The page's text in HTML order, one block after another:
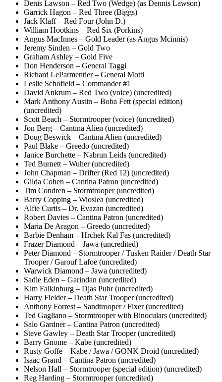
Denis Lawson – Red Two (Wedge) (as Dennis Lawson)
Garrick Hagon – Red Three (Biggs)
Jack Klaff – Red Four (John D.)
William Hootkins – Red Six (Porkins)
Angus MacInnes – Gold Leader (as Angus Mcinnis)
Jeremy Sinden – Gold Two
Graham Ashley – Gold Five
Don Henderson – General Taggi
Richard LeParmentier – General Motti
Leslie Schofield – Commander #1
David Ankrum – Red Two (voice) (uncredited)
Mark Anthony Austin – Boba Fett (special edition)
(uncredited)
Scott Beach – Stormtrooper (voice) (uncredited)
Jon Berg – Cantina Alien (uncredited)
Doug Beswick – Cantina Alien (uncredited)
Paul Blake – Greedo (uncredited)
Janice Burchette – Nabrun Leids (uncredited)
Ted Burnett – Wuher (uncredited)
John Chapman – Drifter (Red 12) (uncredited)
Gilda Cohen – Cantina Patron (uncredited)
Tim Condren – Stormtrooper (uncredited)
Barry Copping – Wioslea (uncredited)
Alfie Curtis – Dr. Evazan (uncredited)
Robert Davies – Cantina Patron (uncredited)
Maria De Aragon – Greedo (uncredited)
Barbie Denham – Hrchek Kal Fas (uncredited)
Frazer Diamond – Jawa (uncredited)
Peter Diamond – Stormtrooper / Tusken Raider / Death Star
Trooper / Garouf Lafoe (uncredited)
Warwick Diamond – Jawa (uncredited)
Sadie Eden – Garindan (uncredited)
Kim Falkinburg – Djas Puhr (uncredited)
Harry Fielder – Death Star Trooper (uncredited)
Anthony Forrest – Sandtrooper / Fixer (uncredited)
Ted Gagliano – Stormtrooper with Binoculars (uncredited)
Salo Gardner – Cantina Patron (uncredited)
Steve Gawley – Death Star Trooper (uncredited)
Barry Gnome – Kabe (uncredited)
Rusty Goffe – Kabe / Jawa / GONK Droid (uncredited)
Isaac Grand – Cantina Patron (uncredited)
Nelson Hall – Stormtrooper (special edition) (uncredited)
Reg Harding – Stormtrooper (uncredited)